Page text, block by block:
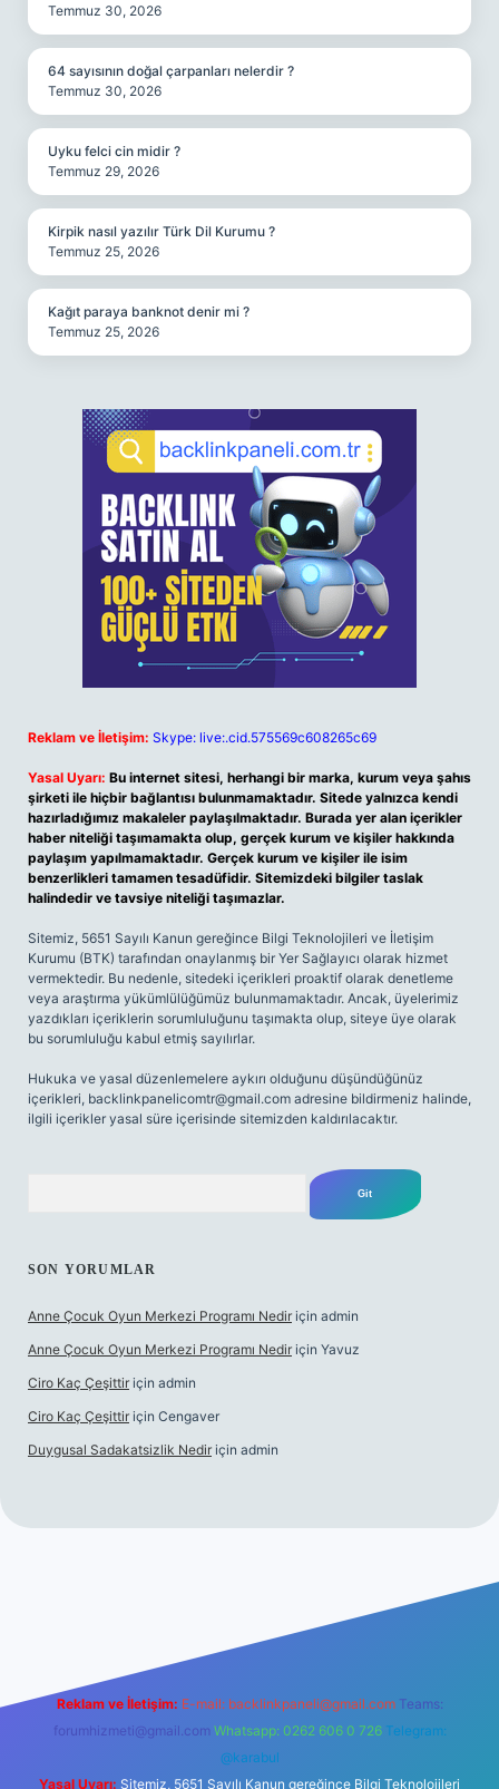
Temmuz 30, 2026
64 sayısının doğal çarpanları nelerdir ?
Temmuz 30, 2026
Uyku felci cin midir ?
Temmuz 29, 2026
Kirpik nasıl yazılır Türk Dil Kurumu ?
Temmuz 25, 2026
Kağıt paraya banknot denir mi ?
Temmuz 25, 2026
Reklam ve İletişim: Skype: live:.cid.575569c608265c69
Yasal Uyarı: Bu internet sitesi, herhangi bir marka, kurum veya şahıs
şirketi ile hiçbir bağlantısı bulunmamaktadır. Sitede yalnızca kendi
hazırladığımız makaleler paylaşılmaktadır. Burada yer alan içerikler
haber niteliği taşımamakta olup, gerçek kurum ve kişiler hakkında
paylaşım yapılmamaktadır. Gerçek kurum ve kişiler ile isim
benzerlikleri tamamen tesadüfidir. Sitemizdeki bilgiler taslak
halindedir ve tavsiye niteliği taşımazlar.
Sitemiz, 5651 Sayılı Kanun gereğince Bilgi Teknolojileri ve İletişim
Kurumu (BTK) tarafından onaylanmış bir Yer Sağlayıcı olarak hizmet
vermektedir. Bu nedenle, sitedeki içerikleri proaktif olarak denetleme
veya araştırma yükümlülüğümüz bulunmamaktadır. Ancak, üyelerimiz
yazdıkları içeriklerin sorumluluğunu taşımakta olup, siteye üye olarak
bu sorumluluğu kabul etmiş sayılırlar.
Hukuka ve yasal düzenlemelere aykırı olduğunu düşündüğünüz
içerikleri, backlinkpanelicomtr@gmail.com adresine bildirmeniz halinde,
ilgili içerikler yasal süre içerisinde sitemizden kaldırılacaktır.
SON YORUMLAR
Anne Çocuk Oyun Merkezi Programı Nedir için admin
Anne Çocuk Oyun Merkezi Programı Nedir için Yavuz
Ciro Kaç Çeşittir için admin
Ciro Kaç Çeşittir için Cengaver
Duygusal Sadakatsizlik Nedir için admin
elexbetgiris.org
Reklam ve İletişim: E-mail: backlinkpaneli@gmail.com Teams:
forumhizmeti@gmail.com Whatsapp: 0262 606 0 726 Telegram:
@karabul
Yasal Uyarı: Sitemiz, 5651 Sayılı Kanun gereğince Bilgi Teknolojileri